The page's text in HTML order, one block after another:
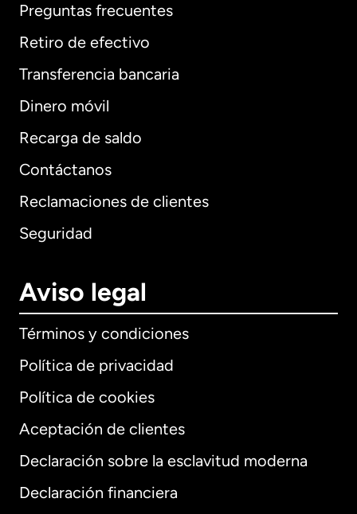
Preguntas frecuentes
Retiro de efectivo
Transferencia bancaria
Dinero móvil
Recarga de saldo
Contáctanos
Reclamaciones de clientes
Seguridad
Aviso legal
Términos y condiciones
Política de privacidad
Política de cookies
Aceptación de clientes
Declaración sobre la esclavitud moderna
Declaración financiera
Internacional English